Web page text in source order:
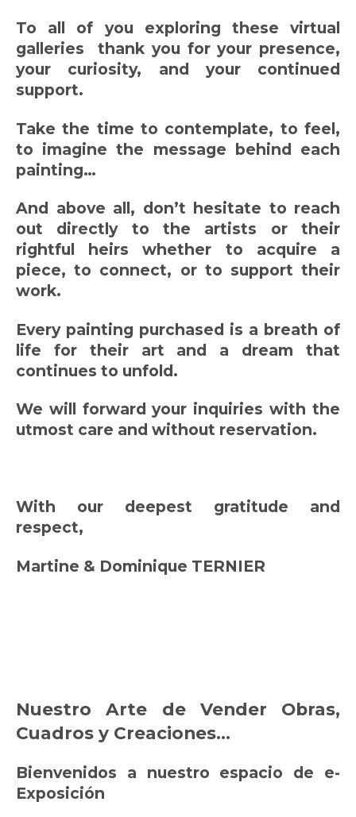
To all of you exploring these virtual
galleries thank you for your presence,
your curiosity, and your continued
support.
Take the time to contemplate, to feel,
to imagine the message behind each
painting…
And above all, don’t hesitate to reach
out directly to the artists or their
rightful heirs whether to acquire a
piece, to connect, or to support their
work.
Every painting purchased is a breath of
life for their art and a dream that
continues to unfold.
We will forward your inquiries with the
utmost care and without reservation.
With our deepest gratitude and
respect,
Martine & Dominique TERNIER
Nuestro Arte de Vender Obras,
Cuadros y Creaciones...
Bienvenidos a nuestro espacio de e-
Exposición